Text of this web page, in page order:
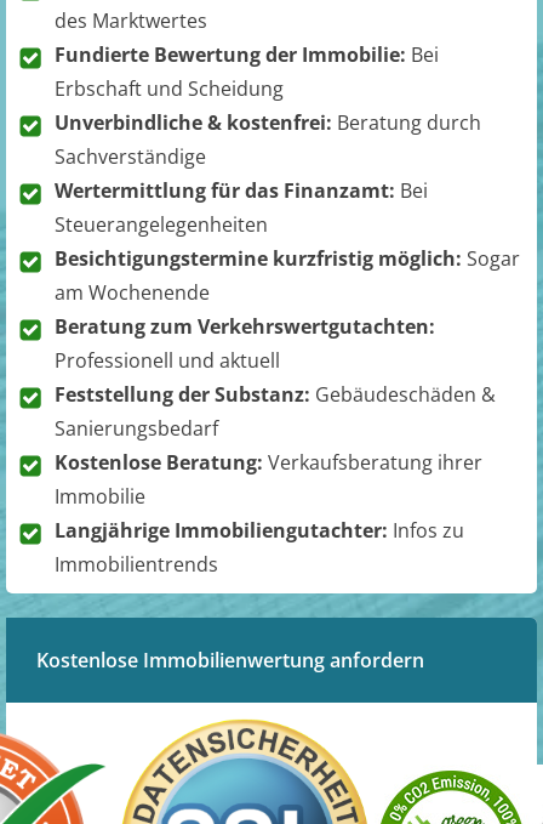
des Marktwertes
Fundierte Bewertung der Immobilie: Bei
Erbschaft und Scheidung
Unverbindliche & kostenfrei: Beratung durch
Sachverständige
Wertermittlung für das Finanzamt: Bei
Steuerangelegenheiten
Besichtigungstermine kurzfristig möglich: Sogar
am Wochenende
Beratung zum Verkehrswertgutachten:
Professionell und aktuell
Feststellung der Substanz: Gebäudeschäden &
Sanierungsbedarf
Kostenlose Beratung: Verkaufsberatung ihrer
Immobilie
Langjährige Immobiliengutachter: Infos zu
Immobilientrends
Kostenlose Immobilienwertung anfordern